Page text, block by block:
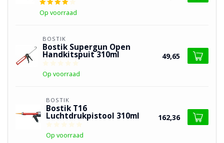
Op voorraad
BOSTIK
Bostik Supergun Open
Handkitspuit 310ml
Op voorraad
49,65
BOSTIK
Bostik T16
Luchtdrukpistool 310ml
Op voorraad
162,36